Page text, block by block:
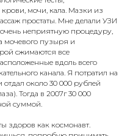
мочи, кала. Мазки из
простаты. Мне делали УЗИ
очень неприятную процедуру,
мочевого пузыря и
сжимаются все
вдоль всего
канала. Я потратил на
отдал около 30 000 рублей
Тогда в 2007г 30 000
суммой.
здоров как космонавт.